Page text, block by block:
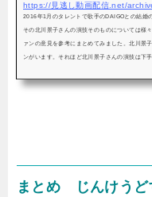
https://見逃し動画配信.net/
2016年1月のタレントで歌手のDAIGOとの結婚
その北川景子さんの演技そのものについては様
ァンの意見を参考にまとめてみました。北川景
ンがいます。それほど北川景子さんの演技は下
まとめ じんけうど